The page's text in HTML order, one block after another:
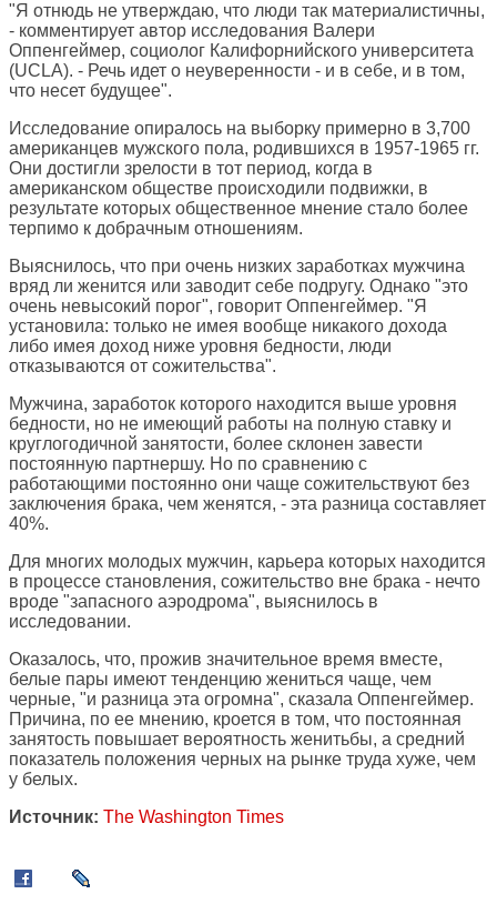
"Я отнюдь не утверждаю, что люди так материалистичны,
- комментирует автор исследования Валери
Оппенгеймер, социолог Калифорнийского университета
(UCLA). - Речь идет о неуверенности - и в себе, и в том,
что несет будущее".
Исследование опиралось на выборку примерно в 3,700
американцев мужского пола, родившихся в 1957-1965 гг.
Они достигли зрелости в тот период, когда в
американском обществе происходили подвижки, в
результате которых общественное мнение стало более
терпимо к добрачным отношениям.
Выяснилось, что при очень низких заработках мужчина
вряд ли женится или заводит себе подругу. Однако "это
очень невысокий порог", говорит Оппенгеймер. "Я
установила: только не имея вообще никакого дохода
либо имея доход ниже уровня бедности, люди
отказываются от сожительства".
Мужчина, заработок которого находится выше уровня
бедности, но не имеющий работы на полную ставку и
круглогодичной занятости, более склонен завести
постоянную партнершу. Но по сравнению с
работающими постоянно они чаще сожительствуют без
заключения брака, чем женятся, - эта разница составляет
40%.
Для многих молодых мужчин, карьера которых находится
в процессе становления, сожительство вне брака - нечто
вроде "запасного аэродрома", выяснилось в
исследовании.
Оказалось, что, прожив значительное время вместе,
белые пары имеют тенденцию жениться чаще, чем
черные, "и разница эта огромна", сказала Оппенгеймер.
Причина, по ее мнению, кроется в том, что постоянная
занятость повышает вероятность женитьбы, а средний
показатель положения черных на рынке труда хуже, чем
у белых.
Источник: The Washington Times